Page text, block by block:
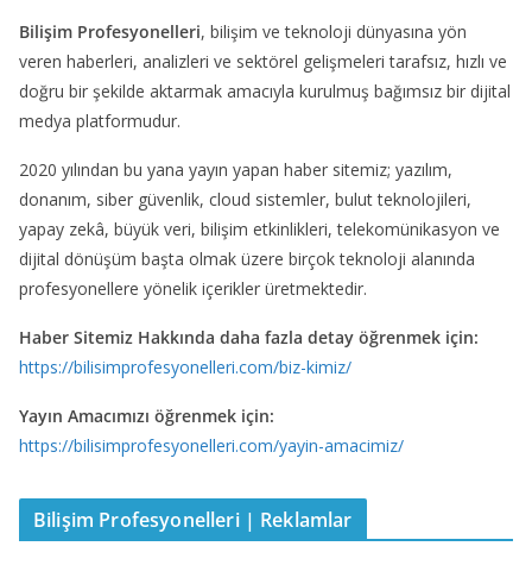
Bilişim Profesyonelleri, bilişim ve teknoloji dünyasına yön
veren haberleri, analizleri ve sektörel gelişmeleri tarafsız, hızlı ve
doğru bir şekilde aktarmak amacıyla kurulmuş bağımsız bir dijital
medya platformudur.
2020 yılından bu yana yayın yapan haber sitemiz; yazılım,
donanım, siber güvenlik, cloud sistemler, bulut teknolojileri,
yapay zekâ, büyük veri, bilişim etkinlikleri, telekomünikasyon ve
dijital dönüşüm başta olmak üzere birçok teknoloji alanında
profesyonellere yönelik içerikler üretmektedir.
Haber Sitemiz Hakkında daha fazla detay öğrenmek için:
https://bilisimprofesyonelleri.com/biz-kimiz/
Yayın Amacımızı öğrenmek için:
https://bilisimprofesyonelleri.com/yayin-amacimiz/
Bilişim Profesyonelleri | Reklamlar